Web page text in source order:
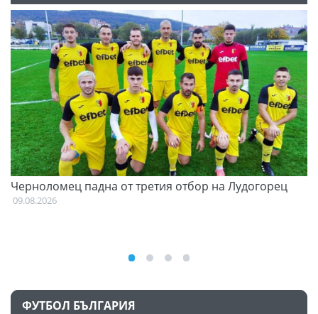
Черноломец падна от третия отбор на Лудогорец
09.08.2026
ФУТБОЛ БЪЛГАРИЯ